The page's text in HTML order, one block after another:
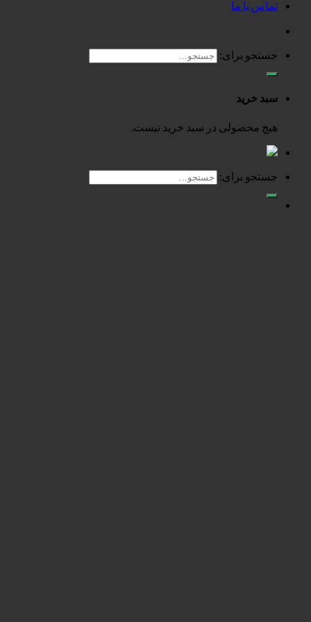
تماس با ما
جستجو برای:
سبد خرید
هیچ محصولی در سبد خرید نیست.
جستجو برای: